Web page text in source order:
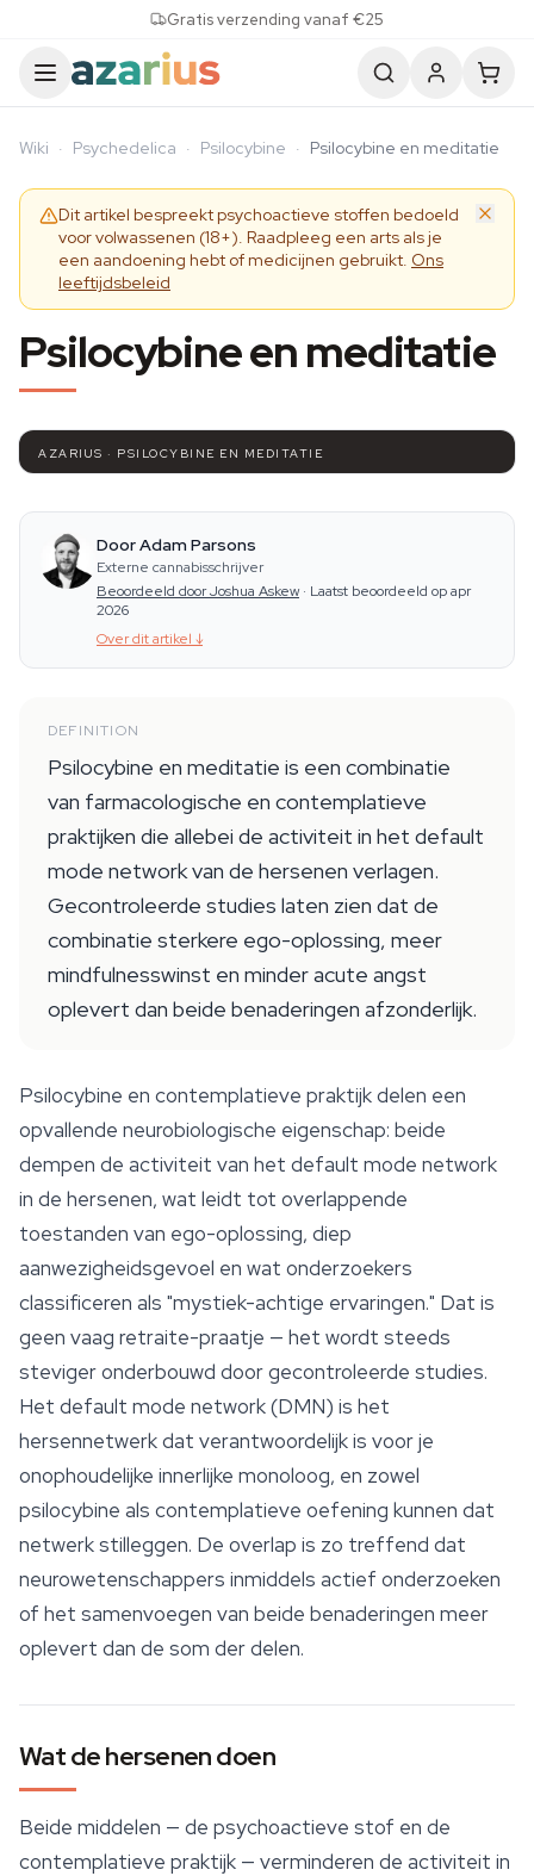
Gratis verzending vanaf €25
Wiki · Psychedelica · Psilocybine · Psilocybine en meditatie
Dit artikel bespreekt psychoactieve stoffen bedoeld
voor volwassenen (18+). Raadpleeg een arts als je
een aandoening hebt of medicijnen gebruikt. Ons
leeftijdsbeleid
Psilocybine en meditatie
AZARIUS · PSILOCYBINE EN MEDITATIE
Door Adam Parsons
Externe cannabisschrijver
Beoordeeld door Joshua Askew · Laatst beoordeeld op apr
2026
Over dit artikel ↓
DEFINITION
Psilocybine en meditatie is een combinatie
van farmacologische en contemplatieve
praktijken die allebei de activiteit in het default
mode network van de hersenen verlagen.
Gecontroleerde studies laten zien dat de
combinatie sterkere ego-oplossing, meer
mindfulnesswinst en minder acute angst
oplevert dan beide benaderingen afzonderlijk.
Psilocybine en contemplatieve praktijk delen een
opvallende neurobiologische eigenschap: beide
dempen de activiteit van het default mode network
in de hersenen, wat leidt tot overlappende
toestanden van ego-oplossing, diep
aanwezigheidsgevoel en wat onderzoekers
classificeren als "mystiek-achtige ervaringen." Dat is
geen vaag retraite-praatje — het wordt steeds
steviger onderbouwd door gecontroleerde studies.
Het default mode network (DMN) is het
hersennetwerk dat verantwoordelijk is voor je
onophoudelijke innerlijke monoloog, en zowel
psilocybine als contemplatieve oefening kunnen dat
netwerk stilleggen. De overlap is zo treffend dat
neurowetenschappers inmiddels actief onderzoeken
of het samenvoegen van beide benaderingen meer
oplevert dan de som der delen.
Wat de hersenen doen
Beide middelen — de psychoactieve stof en de
contemplatieve praktijk — verminderen de activiteit in